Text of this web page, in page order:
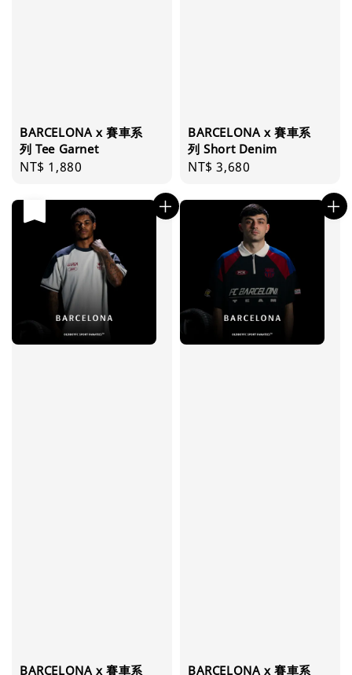
BARCELONA x 賽車系
列 Tee Garnet
Regular
NT$ 1,880
BARCELONA x 賽車系
列 Short Denim
Regular
NT$ 3,680
BARCELONA x 賽車系
BARCELONA x 賽車系